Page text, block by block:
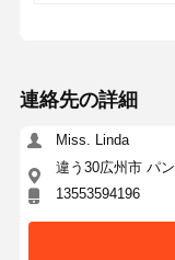
連絡先の詳細
Miss. Linda
違う30広州市 パ
13553594196